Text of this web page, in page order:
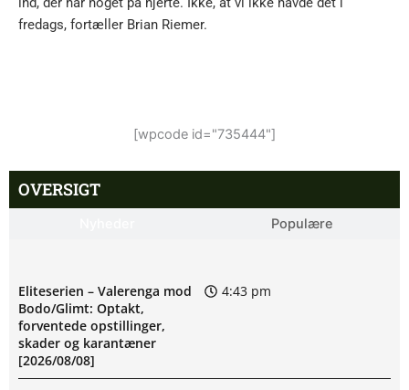
fredags, fortæller Brian Riemer.
[wpcode id="735444"]
OVERSIGT
Populære
Eliteserien – Valerenga mod
Bodo/Glimt: Optakt,
forventede opstillinger,
skader og karantæner
[2026/08/08]
4:43 pm